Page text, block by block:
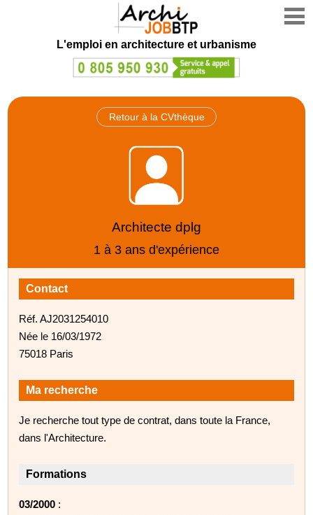
L'emploi en architecture et urbanisme
Retour à la CVthèque
Architecte dplg
1 à 3 ans d'expérience
Contact
Réf. AJ2031254010
Née le 16/03/1972
75018 Paris
Ma recherche
Je recherche tout type de contrat, dans toute la France,
dans l'Architecture.
Formations
03/2000 :